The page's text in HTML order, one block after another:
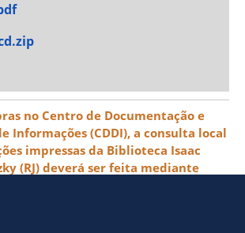
no Centro de Documentação e
Informações (CDDI), a consulta local
impressas da Biblioteca Isaac
(RJ) deverá ser feita mediante